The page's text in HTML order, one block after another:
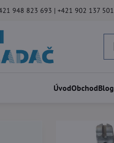
948 823 693 | +421 902 137 501
ÚvodObchodBlog